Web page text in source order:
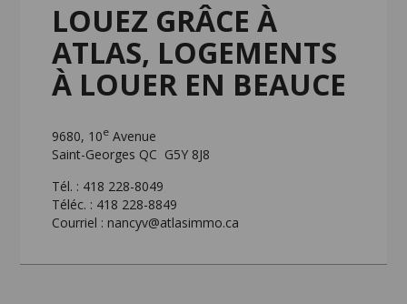
LOUEZ GRÂCE À
ATLAS, LOGEMENTS
À LOUER EN BEAUCE
9680, 10e Avenue
Saint-Georges QC G5Y 8J8
Tél. : 418 228-8049
Téléc. : 418 228-8849
Courriel : nancyv@atlasimmo.ca